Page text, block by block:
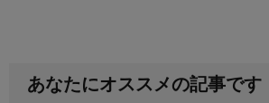
あなたにオススメの記事です